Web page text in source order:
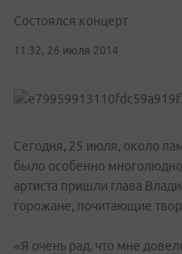
Состоялся концерт
11:32, 26 июля 2014
Сегодня, 25 июля, около
было особенно многолюдно
артиста пришли глава
горожане, почитающие
«Я очень рад, что мне